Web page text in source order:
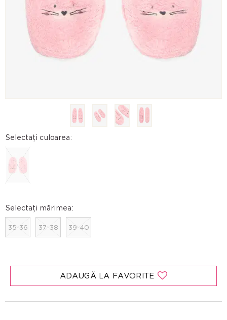
Selectați culoarea:
Selectați mărimea:
35-36 37-38 39-40
ADAUGĂ LA FAVORITE